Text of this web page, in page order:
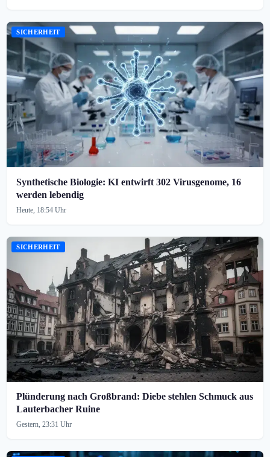
SICHERHEIT
Synthetische Biologie: KI entwirft 302 Virusgenome, 16
werden lebendig
Heute, 18:54 Uhr
SICHERHEIT
Plünderung nach Großbrand: Diebe stehlen Schmuck aus
Lauterbacher Ruine
Gestern, 23:31 Uhr